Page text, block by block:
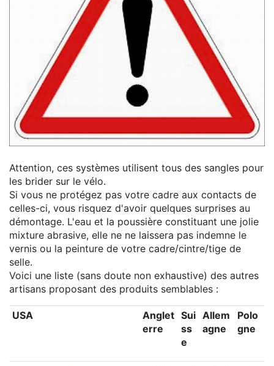
Attention, ces systèmes utilisent tous des sangles pour
les brider sur le vélo.
Si vous ne protégez pas votre cadre aux contacts de
celles-ci, vous risquez d'avoir quelques surprises au
démontage. L'eau et la poussière constituant une jolie
mixture abrasive, elle ne ne laissera pas indemne le
vernis ou la peinture de votre cadre/cintre/tige de
selle.
Voici une liste (sans doute non exhaustive) des autres
artisans proposant des produits semblables :
USA
Anglet
erre
Sui
ss
e
Allem
agne
Polo
gne